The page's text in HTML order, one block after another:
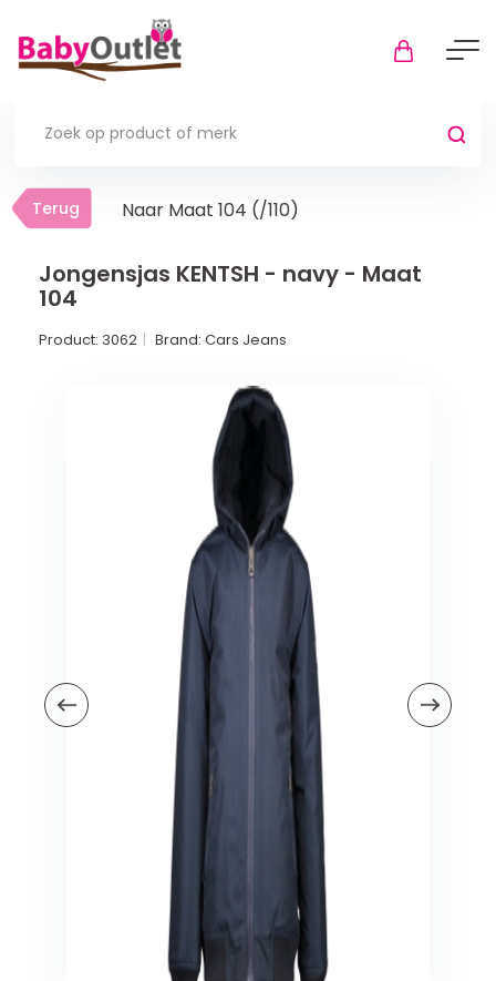
Terug
Thuis
Boxmatrassen en hoeslakens
Veiligheid in en om huis
Veiligheid buiten de deur
Kinderstoelen
Schommelstoelen en wipstoeltjes
Terug Naar Maat 104 (/110)
Jongensjas KENTSH - navy - Maat
104
Product: 3062 Brand: Cars Jeans